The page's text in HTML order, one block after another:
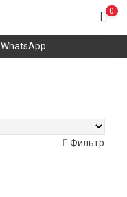
WhatsApp
0
Фильтр